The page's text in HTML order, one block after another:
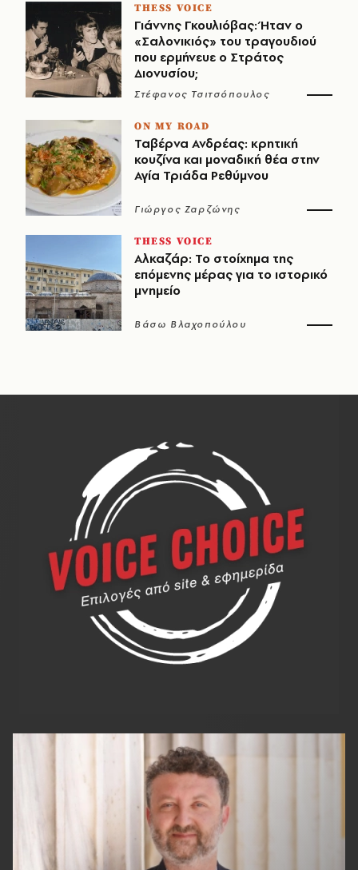
THESS VOICE
Γιάννης Γκουλιόβας: Ήταν ο
«Σαλονικιός» του τραγουδιού
που ερμήνευε ο Στράτος
Διονυσίου;
Στέφανος Τσιτσόπουλος
ON MY ROAD
Ταβέρνα Ανδρέας: κρητική
κουζίνα και μοναδική θέα στην
Αγία Τριάδα Ρεθύμνου
Γιώργος Ζαρζώνης
THESS VOICE
Αλκαζάρ: Το στοίχημα της
επόμενης μέρας για το ιστορικό
μνημείο
Βάσω Βλαχοπούλου